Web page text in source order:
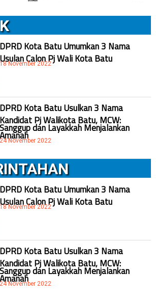
DPRD Kota Batu Umumkan 3 Nama
Usulan Calon Pj Wali Kota Batu
18 November 2022
DPRD Kota Batu Usulkan 3 Nama
Kandidat Pj Walikota Batu, MCW:
Sanggup dan Layakkah Menjalankan
Amanah
24 November 2022
DPRD Kota Batu Umumkan 3 Nama
Usulan Calon Pj Wali Kota Batu
18 November 2022
DPRD Kota Batu Usulkan 3 Nama
Kandidat Pj Walikota Batu, MCW:
Sanggup dan Layakkah Menjalankan
Amanah
24 November 2022